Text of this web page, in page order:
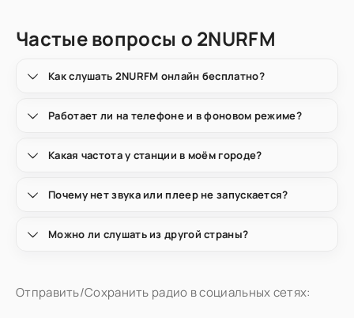
Частые вопросы о 2NURFM
Как слушать 2NURFM онлайн бесплатно?
Работает ли на телефоне и в фоновом режиме?
Какая частота у станции в моём городе?
Почему нет звука или плеер не запускается?
Можно ли слушать из другой страны?
Отправить/Сохранить радио в социальных сетях: